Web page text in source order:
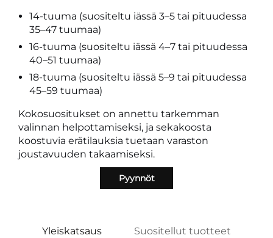
14-tuuma (suositeltu iässä 3–5 tai pituudessa
35–47 tuumaa)
16-tuuma (suositeltu iässä 4–7 tai pituudessa
40–51 tuumaa)
18-tuuma (suositeltu iässä 5–9 tai pituudessa
45–59 tuumaa)
Kokosuositukset on annettu tarkemman
valinnan helpottamiseksi, ja sekakoosta
koostuvia erätilauksia tuetaan varaston
joustavuuden takaamiseksi.
Pyynnöt
Yleiskatsaus Suositellut tuotteet